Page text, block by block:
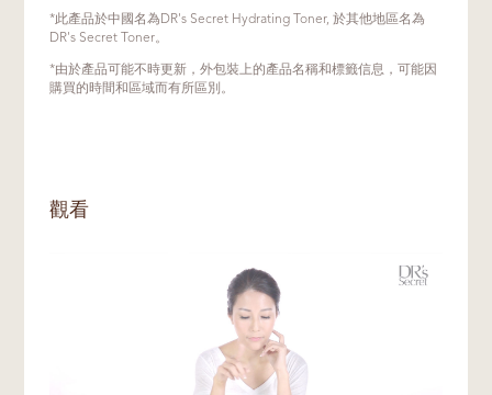
不需要。用手指輕輕塗抹於全臉即可，這能讓
肌膚充分吸收其營養。
*此產品於中國名為DR's Secret Hydrating Toner, 於其他地區名為
DR's Secret Toner。
*由於產品可能不時更新，外包裝上的產品名稱和標籤信息，可能因
購買的時間和區域而有所區別。
觀看